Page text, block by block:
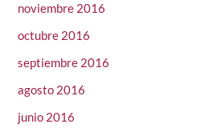
noviembre 2016
octubre 2016
septiembre 2016
agosto 2016
junio 2016